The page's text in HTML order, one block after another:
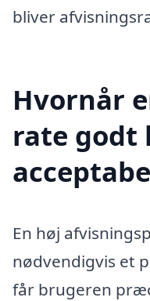
bliver
Hvornår
rate godt
En høj
nødvendigvis et
får brugeren